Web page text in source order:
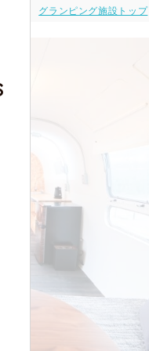
グランピング施設トップ